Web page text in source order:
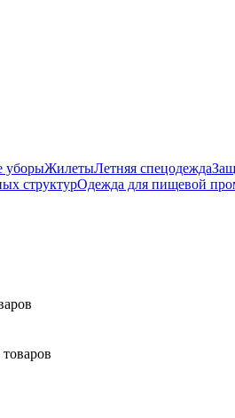
уборыЖилетыЛетняя спецодежда
структурОдежда для пищевой
товаров